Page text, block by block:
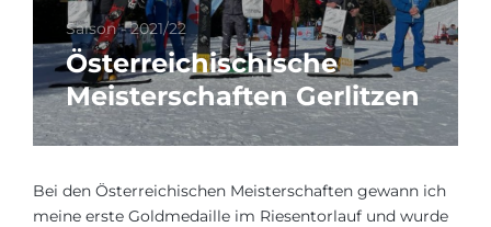
Saison - 2021/22
Österreichischische
Meisterschaften Gerlitzen
Bei den Österreichischen Meisterschaften gewann ich
meine erste Goldmedaille im Riesentorlauf und wurde